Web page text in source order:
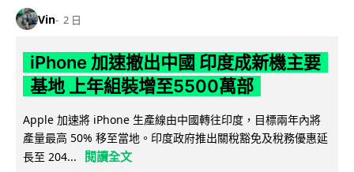
Vin 2 日
iPhone 加速撤出中國 印度成新機主要
基地 上年組裝增至5500萬部
Apple 加速將 iPhone 生產線由中國轉往印度，目標兩年內將
產量最高 50% 移至當地。印度政府推出關稅豁免及稅務優惠延
長至 204...
閱讀全文